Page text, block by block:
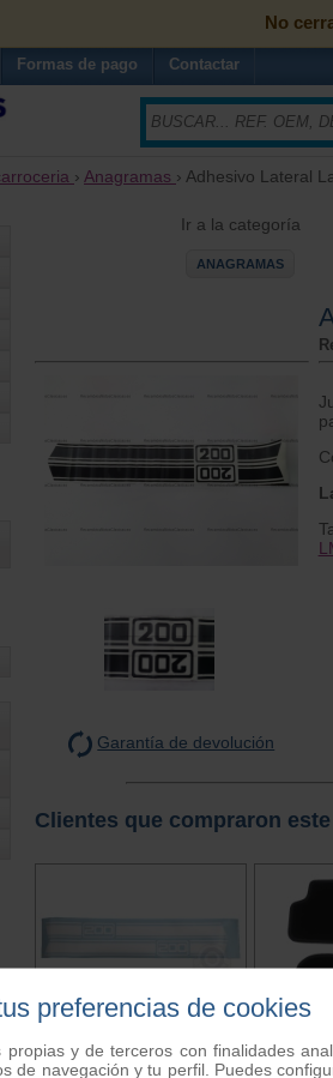
No
Formas de pago Contactar
› Anagramas › Adhesivo Lateral
Ir a la categoría
ANAGRAMAS
Garantía de devolución
Clientes que compraron
preferencias de cookies
propias y de terceros con finalidades
de navegación y tu perfil. Puedes